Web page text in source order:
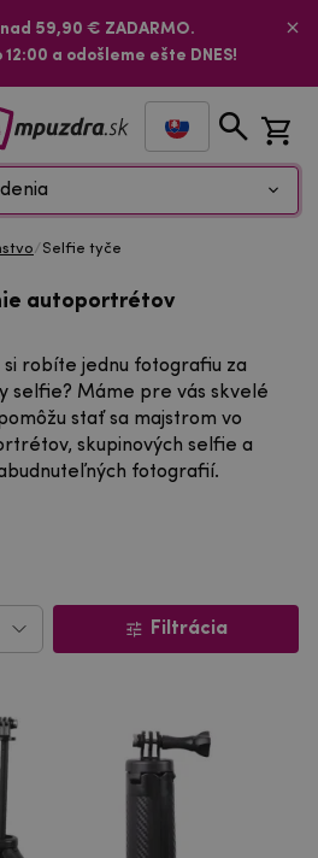
59,90 € ZADARMO.
a odošleme ešte DNES!
/Selfie tyče
autoportrétov
robíte jednu fotografiu za
selfie? Máme pre vás skvelé
stať sa majstrom vo
skupinových selfie a
fotografií.
Filtrácia